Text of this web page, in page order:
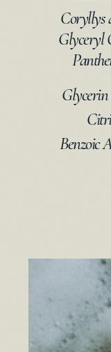
Coryllys
Glyceryl
Glycerin
Benzoic